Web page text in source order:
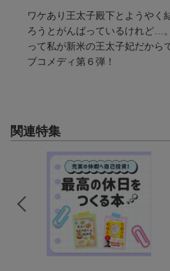
ワケあり王太子殿下とようやく
ろうとがんばっているけれど…
って私が新米の王太子妃だから
ブコメディ第６弾！
関連特集